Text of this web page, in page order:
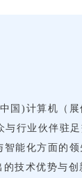
国)计算机（
与行业伙伴驻
能化方面的
技术优势与创